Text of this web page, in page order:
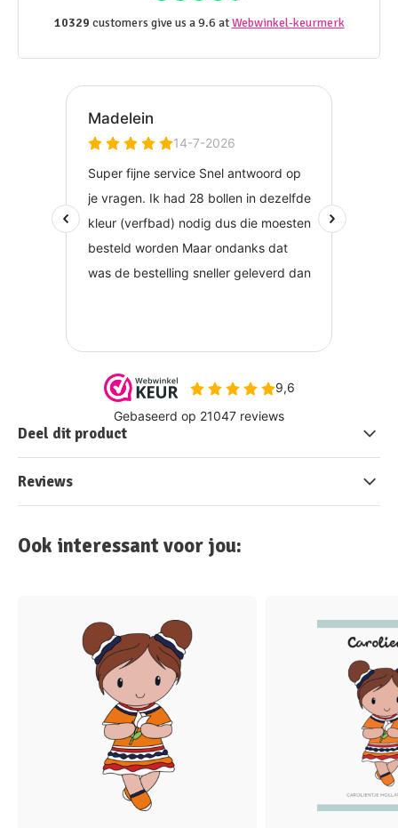
10329 customers give us a 9.6 atWebwinkel-keurmerk
Deel dit product
Reviews
Ook interessant voor jou: